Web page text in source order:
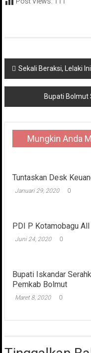
Navigasi
pos
Sekali Beraksi, Lelaki
Bupati Bolmut
Mungkin Anda
Tuntaskan Desk
Januari 29, 2020 0
PDI P Kotamobagu
Juni 24, 2020 0
Bupati Iskandar
Pemkab Bolmut
Maret 8, 2020 0